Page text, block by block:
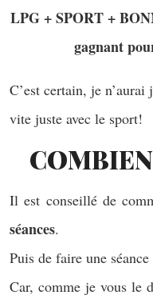
LPG + SPORT +
gagnant
C’est certain, je
vite juste avec le sport!
Il est conseillé de
séances.
Puis de faire une
Car, comme je vous le